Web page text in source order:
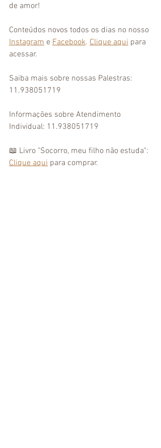
de amor!
Conteúdos novos todos os dias no nosso
Instagram e Facebook. Clique aqui para
acessar.
Saiba mais sobre nossas Palestras:
11.938051719
Informações sobre Atendimento
Individual: 11.938051719
📖 Livro "Socorro, meu filho não estuda":
Clique aqui para comprar.